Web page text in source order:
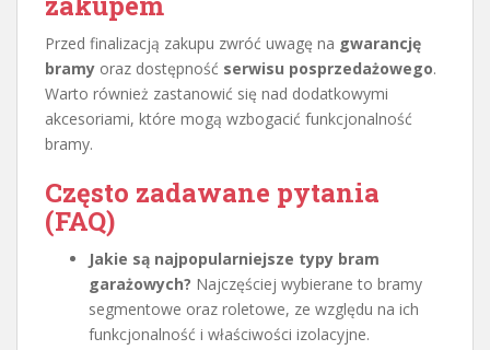
Przed finalizacją zakupu zwróć uwagę na gwarancję
bramy oraz dostępność serwisu posprzedażowego.
Warto również zastanowić się nad dodatkowymi
akcesoriami, które mogą wzbogacić funkcjonalność
bramy.
Często zadawane pytania
(FAQ)
Jakie są najpopularniejsze typy bram
garażowych? Najczęściej wybierane to bramy
segmentowe oraz roletowe, ze względu na ich
funkcjonalność i właściwości izolacyjne.